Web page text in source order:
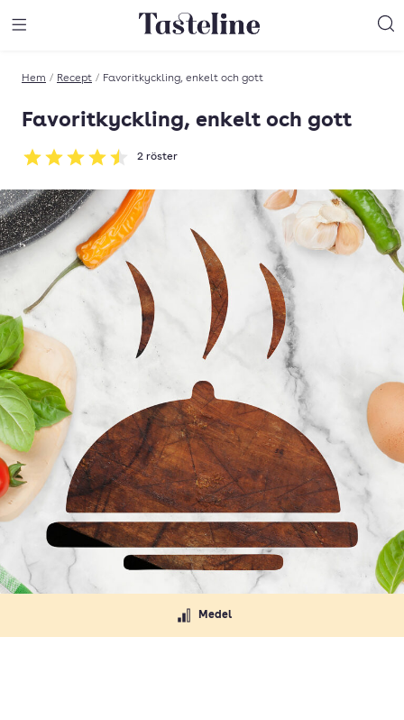
Till Tastelines startsida
Hem / Recept / Favoritkyckling, enkelt och gott
Favoritkyckling, enkelt och gott
Betyg: 4.5 av 5
2 röster
Medel